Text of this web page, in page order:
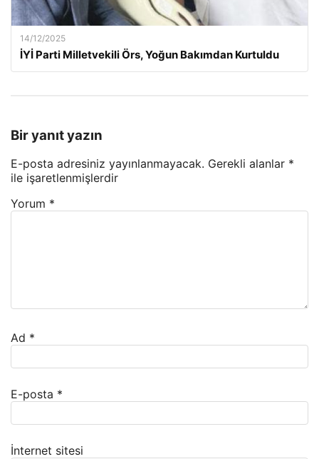
14/12/2025
İYİ Parti Milletvekili Örs, Yoğun Bakımdan Kurtuldu
Bir yanıt yazın
E-posta adresiniz yayınlanmayacak. Gerekli alanlar *
ile işaretlenmişlerdir
Yorum *
Ad *
E-posta *
İnternet sitesi